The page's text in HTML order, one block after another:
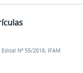
Edital Nº 55/2018, IFAM